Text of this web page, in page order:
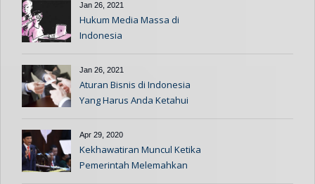
Jan 26, 2021
Hukum Media Massa di
Indonesia
Jan 26, 2021
Aturan Bisnis di Indonesia
Yang Harus Anda Ketahui
Apr 29, 2020
Kekhawatiran Muncul Ketika
Pemerintah Melemahkan